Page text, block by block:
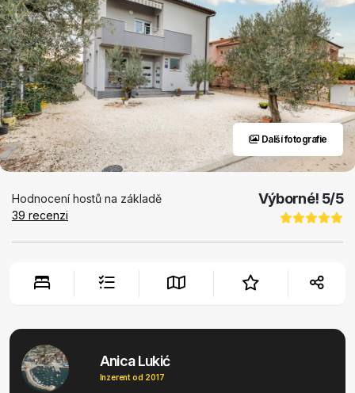
Další fotografie
Hodnocení hostů na základě
39 recenzi
Výborné! 5/5
Anica Lukić
Inzerent od 2017